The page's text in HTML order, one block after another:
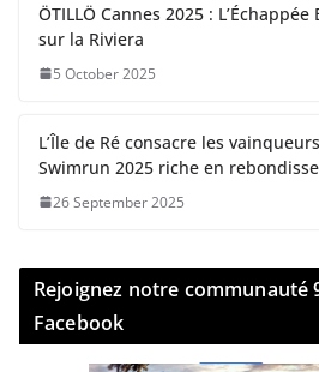
ÖTILLÖ Cannes 2025 :
sur la Riviera
5 October 2025
L’Île de Ré consacre les
Swimrun 2025 riche en
26 September 2025
Rejoignez notre communauté
Facebook